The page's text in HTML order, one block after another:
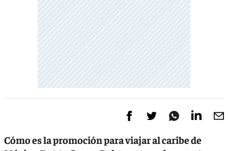
Cómo es la promoción para viajar al caribe de